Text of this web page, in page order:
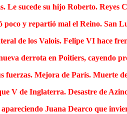
Le sucede su hijo Roberto. Reyes
y repartió mal el Reino. San
de los Valois. Felipe VI hace
derrota en Poitiers, cayendo
Mejora de París. Muerte
V de Inglaterra. Desastre de
Juana Dearco que